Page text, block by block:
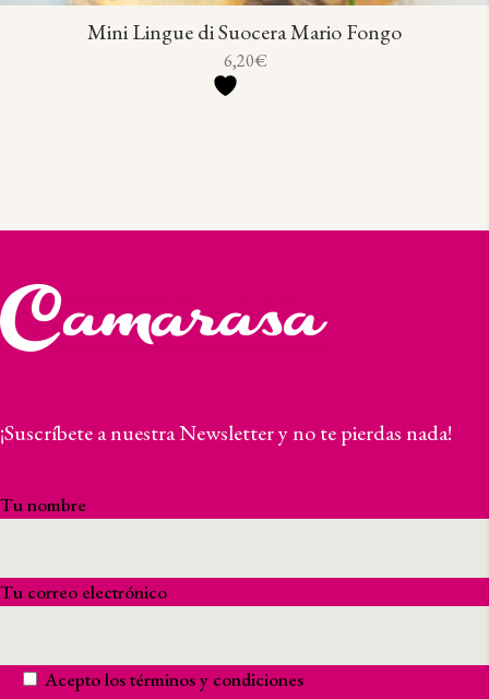
Mini Lingue di Suocera Mario Fongo
6,20€
¡Suscríbete a nuestra Newsletter y no te pierdas nada!
Tu nombre
Tu correo electrónico
Acepto lostérminos y condiciones